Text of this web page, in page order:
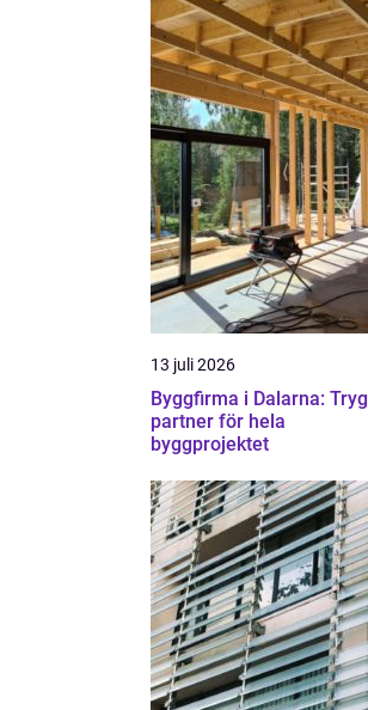
13 juli 2026
Byggfirma i Dalarna:
partner för hela
byggprojektet